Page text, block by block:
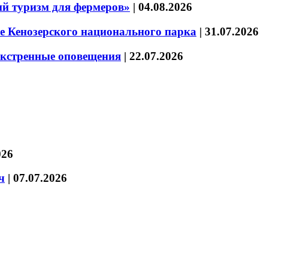
туризм для фермеров» | 04.08.2026
Кенозерского национального парка | 31.07.2026
оповещения | 22.07.2026
| 07.07.2026